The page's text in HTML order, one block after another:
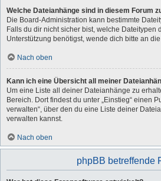
Welche Dateianhänge sind in diesem Forum
Die Board-Administration kann bestimmte
Falls du dir nicht sicher bist, welche Dateitypen
Unterstützung benötigst, wende dich bitte an
Nach oben
Kann ich eine Übersicht all meiner
Um eine Liste all deiner Dateianhänge zu
Bereich. Dort findest du unter „Einstieg“ einen
verwalten“, über den du eine Liste deiner
verwalten kannst.
Nach oben
phpBB betreffende